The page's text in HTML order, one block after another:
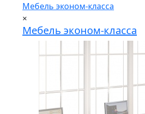
Мебель эконом-класса
×
Мебель эконом-класса